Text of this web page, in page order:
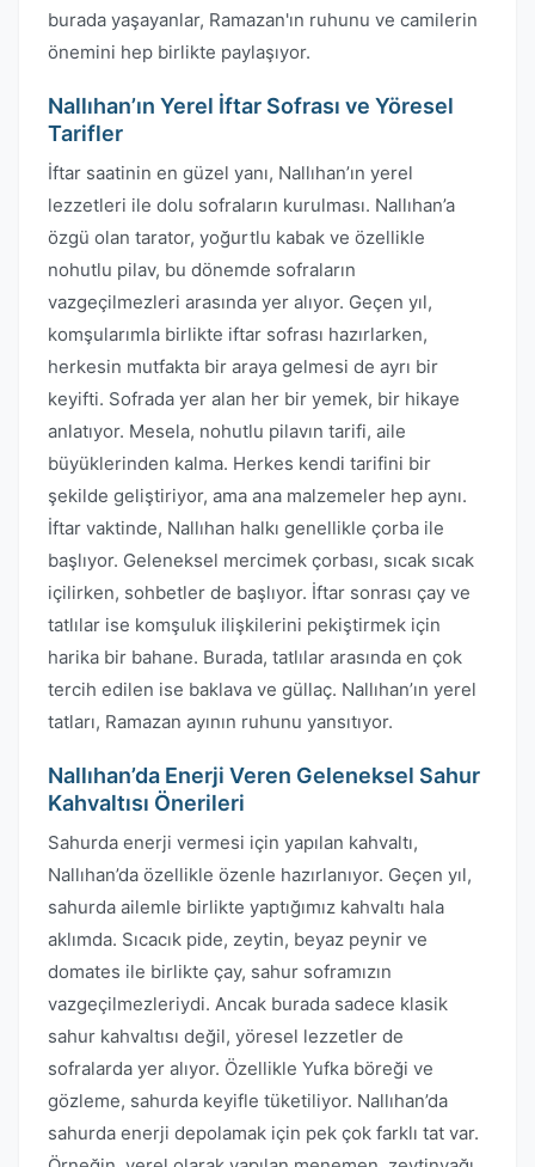
burada yaşayanlar, Ramazan'ın ruhunu ve camilerin
önemini hep birlikte paylaşıyor.
Nallıhan’ın Yerel İftar Sofrası ve Yöresel
Tarifler
İftar saatinin en güzel yanı, Nallıhan’ın yerel
lezzetleri ile dolu sofraların kurulması. Nallıhan’a
özgü olan tarator, yoğurtlu kabak ve özellikle
nohutlu pilav, bu dönemde sofraların
vazgeçilmezleri arasında yer alıyor. Geçen yıl,
komşularımla birlikte iftar sofrası hazırlarken,
herkesin mutfakta bir araya gelmesi de ayrı bir
keyifti. Sofrada yer alan her bir yemek, bir hikaye
anlatıyor. Mesela, nohutlu pilavın tarifi, aile
büyüklerinden kalma. Herkes kendi tarifini bir
şekilde geliştiriyor, ama ana malzemeler hep aynı.
İftar vaktinde, Nallıhan halkı genellikle çorba ile
başlıyor. Geleneksel mercimek çorbası, sıcak sıcak
içilirken, sohbetler de başlıyor. İftar sonrası çay ve
tatlılar ise komşuluk ilişkilerini pekiştirmek için
harika bir bahane. Burada, tatlılar arasında en çok
tercih edilen ise baklava ve güllaç. Nallıhan’ın yerel
tatları, Ramazan ayının ruhunu yansıtıyor.
Nallıhan’da Enerji Veren Geleneksel Sahur
Kahvaltısı Önerileri
Sahurda enerji vermesi için yapılan kahvaltı,
Nallıhan’da özellikle özenle hazırlanıyor. Geçen yıl,
sahurda ailemle birlikte yaptığımız kahvaltı hala
aklımda. Sıcacık pide, zeytin, beyaz peynir ve
domates ile birlikte çay, sahur soframızın
vazgeçilmezleriydi. Ancak burada sadece klasik
sahur kahvaltısı değil, yöresel lezzetler de
sofralarda yer alıyor. Özellikle Yufka böreği ve
gözleme, sahurda keyifle tüketiliyor. Nallıhan’da
sahurda enerji depolamak için pek çok farklı tat var.